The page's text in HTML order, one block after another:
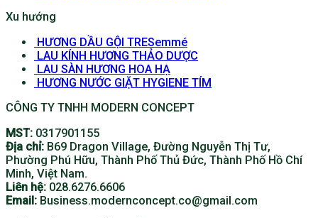
Xu hướng
HƯƠNG DẦU GỘI TRESemmé
LAU KÍNH HƯƠNG THẢO DƯỢC
LAU SÀN HƯƠNG HOA HẠ
HƯƠNG NƯỚC GIẶT HYGIENE TÍM
CÔNG TY TNHH MODERN CONCEPT
MST: 0317901155
Địa chỉ: B69 Dragon Village, Đường Nguyễn Thị Tư,
Phường Phú Hữu, Thành Phố Thủ Đức, Thành Phố Hồ Chí
Minh, Việt Nam.
Liên hệ: 028.6276.6606
Email: Business.modernconcept.co@gmail.com